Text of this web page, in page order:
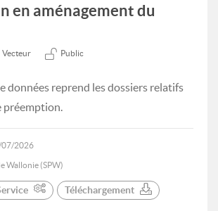
en aménagement du
Vecteur Public
données reprend les dossiers relatifs
préemption.
07/2026
Wallonie (SPW)
Téléchargement